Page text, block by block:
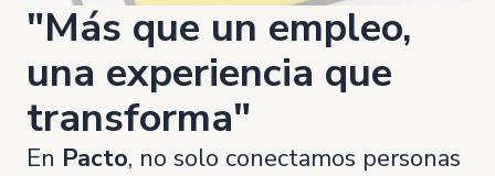
"Más que un empleo,
una experiencia que
transforma"
En Pacto, no solo conectamos personas